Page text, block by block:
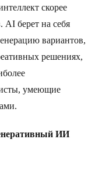
скорее
AI берет на себя
вариантов,
решениях,
умеющие
ИИ